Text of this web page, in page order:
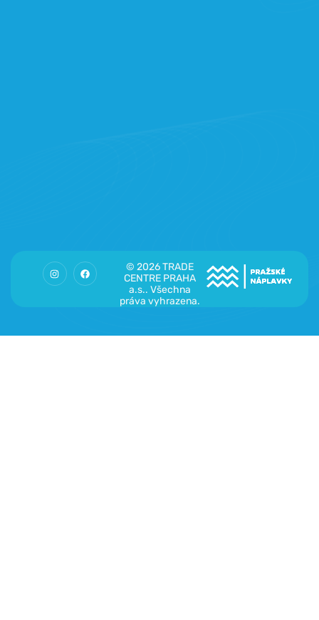
© 2026 TRADE
CENTRE PRAHA
a.s.. Všechna
práva vyhrazena.